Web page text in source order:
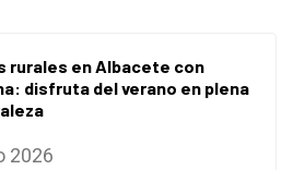
rurales en Albacete con
disfruta del verano en plena
2026